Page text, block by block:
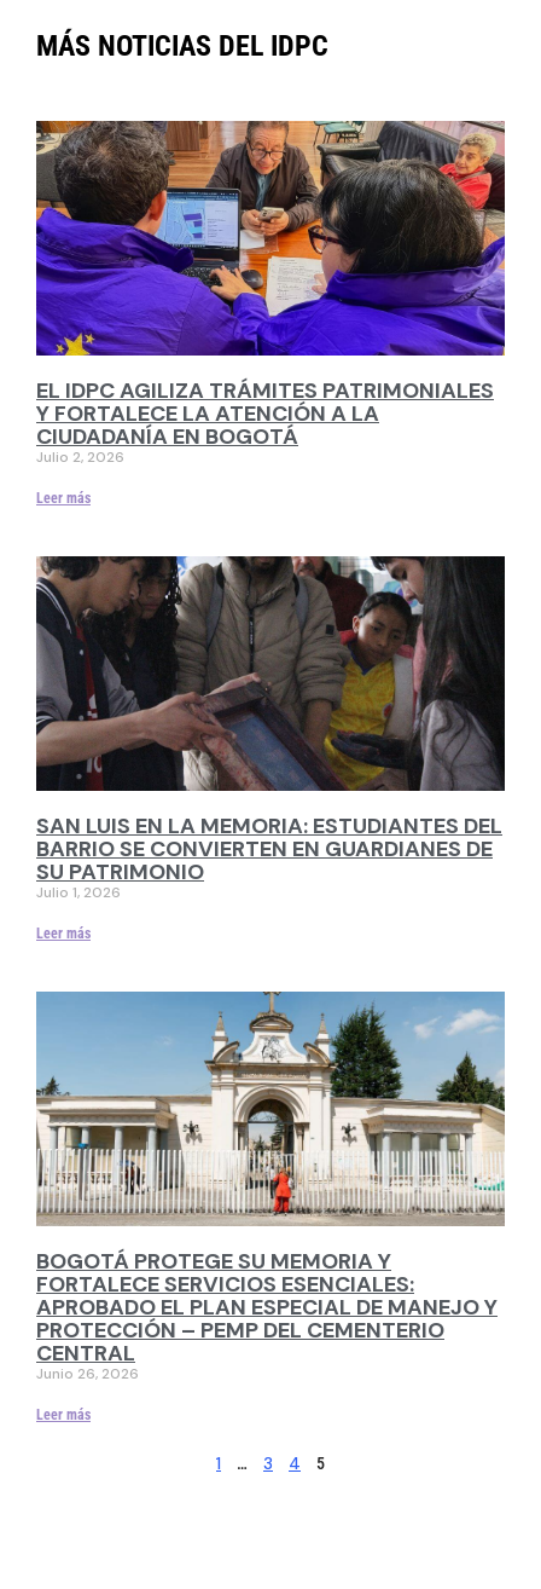
MÁS NOTICIAS DEL IDPC
EL IDPC AGILIZA TRÁMITES PATRIMONIALES
Y FORTALECE LA ATENCIÓN A LA
CIUDADANÍA EN BOGOTÁ
Julio 2, 2026
Leer más
SAN LUIS EN LA MEMORIA: ESTUDIANTES DEL
BARRIO SE CONVIERTEN EN GUARDIANES DE
SU PATRIMONIO
Julio 1, 2026
Leer más
BOGOTÁ PROTEGE SU MEMORIA Y
FORTALECE SERVICIOS ESENCIALES:
APROBADO EL PLAN ESPECIAL DE MANEJO Y
PROTECCIÓN – PEMP DEL CEMENTERIO
CENTRAL
Junio 26, 2026
Leer más
1 … 3 4 5